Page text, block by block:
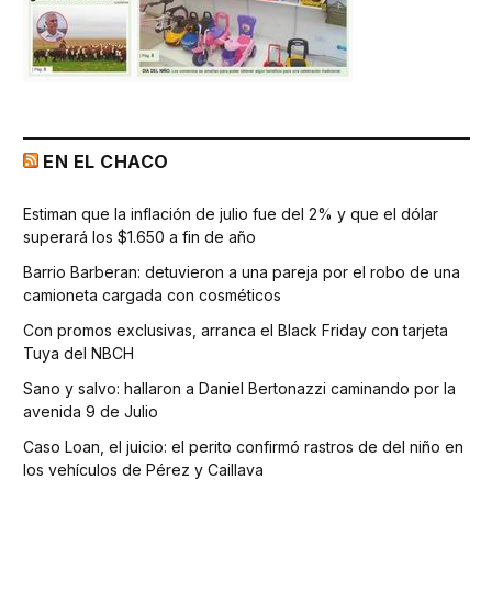
EN EL CHACO
Estiman que la inflación de julio fue del 2% y que el dólar
superará los $1.650 a fin de año
Barrio Barberan: detuvieron a una pareja por el robo de una
camioneta cargada con cosméticos
Con promos exclusivas, arranca el Black Friday con tarjeta
Tuya del NBCH
Sano y salvo: hallaron a Daniel Bertonazzi caminando por la
avenida 9 de Julio
Caso Loan, el juicio: el perito confirmó rastros de del niño en
los vehículos de Pérez y Caillava